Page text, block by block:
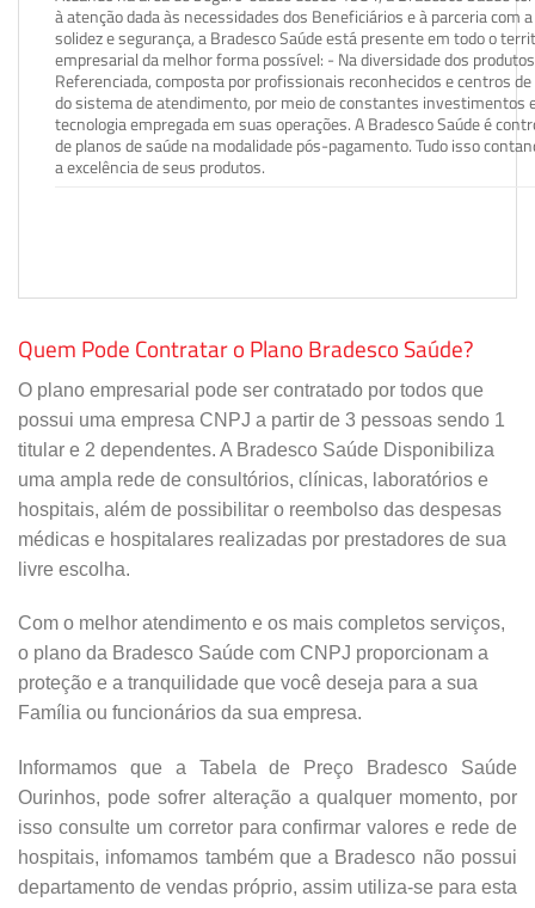
à atenção dada às necessidades dos Beneficiários e à parceria com
solidez e segurança, a Bradesco Saúde está presente em todo o
empresarial da melhor forma possível: - Na diversidade dos
Referenciada, composta por profissionais reconhecidos e centros
do sistema de atendimento, por meio de constantes investimentos
tecnologia empregada em suas operações. A Bradesco Saúde é
de planos de saúde na modalidade pós-pagamento. Tudo isso
a excelência de seus produtos.
Quem Pode Contratar o Plano Bradesco Saúde?
O plano empresarial pode ser contratado por todos que
possui uma empresa CNPJ a partir de 3 pessoas sendo 1
titular e 2 dependentes. A Bradesco Saúde Disponibiliza
uma ampla rede de consultórios, clínicas, laboratórios e
hospitais, além de possibilitar o reembolso das despesas
médicas e hospitalares realizadas por prestadores de sua
livre escolha.
Com o melhor atendimento e os mais completos serviços,
o plano da Bradesco Saúde com CNPJ proporcionam a
proteção e a tranquilidade que você deseja para a sua
Família ou funcionários da sua empresa.
Informamos que a Tabela de Preço Bradesco Saúde
Ourinhos, pode sofrer alteração a qualquer momento, por
isso consulte um corretor para confirmar valores e rede de
hospitais, infomamos também que a Bradesco não possui
departamento de vendas próprio, assim utiliza-se para esta